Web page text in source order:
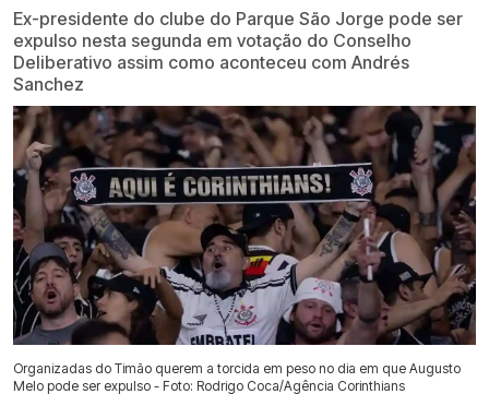
Ex-presidente do clube do Parque São Jorge pode ser
expulso nesta segunda em votação do Conselho
Deliberativo assim como aconteceu com Andrés
Sanchez
Organizadas do Timão querem a torcida em peso no dia em que Augusto
Melo pode ser expulso - Foto: Rodrigo Coca/Agência Corinthians